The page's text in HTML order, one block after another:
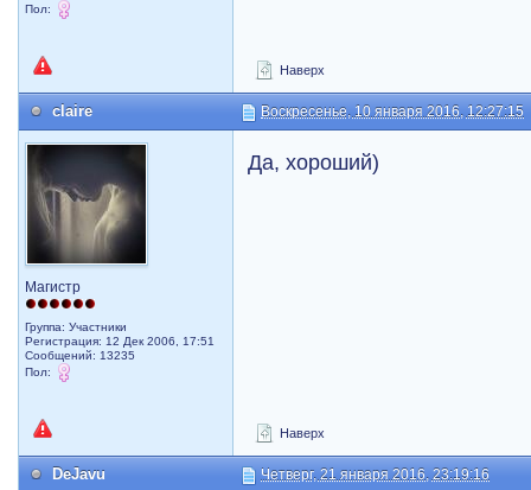
Пол:
Наверх
claire Воскресенье, 10 января 2016, 12:27:15
Магистр
Группа: Участники
Регистрация: 12 Дек 2006, 17:51
Сообщений: 13235
Пол:
Да, хороший)
Наверх
DeJavu Четверг, 21 января 2016, 23:19:16